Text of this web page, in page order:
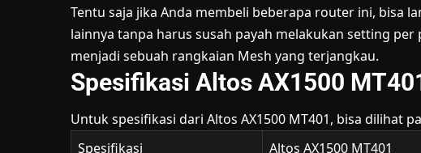
Tentu saja jika Anda membeli beberapa router ini, bisa
lainnya tanpa harus susah payah melakukan setting
menjadi sebuah rangkaian Mesh yang terjangkau.
Spesifikasi Altos AX1500
Untuk spesifikasi dari Altos AX1500 MT401, bisa dilihat
Spesifikasi
Altos AX1500 MT401